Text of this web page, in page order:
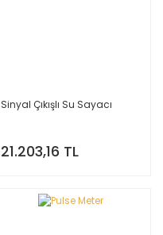
Sinyal Çıkışlı Su Sayacı
21.203,16 TL